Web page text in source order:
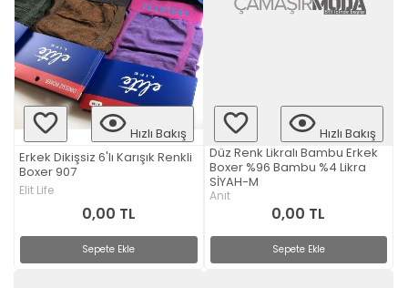
Hızlı Bakış
Erkek Dikişsiz 6'lı Karışık Renkli
Boxer 907
Elit Life
0,00 TL
Sepete Ekle
Hızlı Bakış
Düz Renk Likralı Bambu Erkek
Boxer %96 Bambu %4 Likra
SİYAH-M
Anıt
0,00 TL
Sepete Ekle